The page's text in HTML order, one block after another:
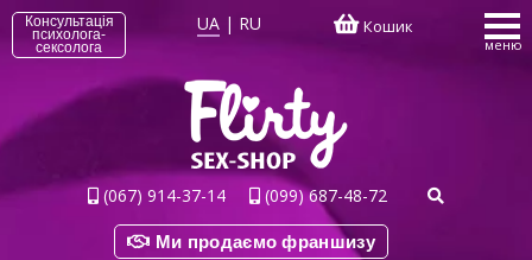
Консультація
психолога-
сексолога
UA | RU Кошик
меню
(067) 914-37-14 (099) 687-48-72
Ми продаємо франшизу